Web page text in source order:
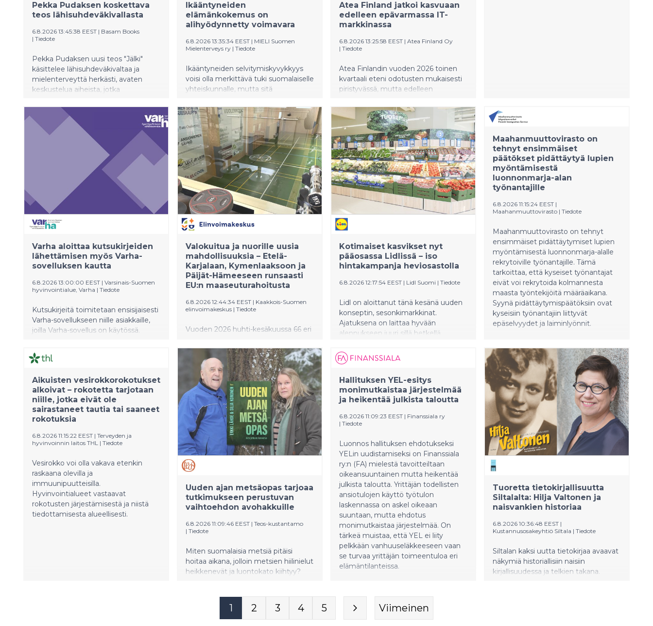
Pekka Pudaksen koskettava
teos lähisuhdeväkivallasta
6.8.2026 13:45:38 EEST | Basam Books
| Tiedote
Pekka Pudaksen uusi teos "Jälki"
käsittelee lähisuhdeväkivaltaa ja
mielenterveyttä herkästi, avaten
keskustelua aiheista, jotka
kuvaa tavallisten ihmisten
selviytymistaisteluita. Pudas, itse
vakavan masennuksen kokenut, tuo
esiin ihmisen sisäisen pimeyden.
Haastattelupyynnöt: 0503647221,
pudaspa@gmail.com. Lämpimästi
tervetuloa kirjan julkistustilaisuuteen,
joka pidetään Kokkolassa Hickarö
Resortissa 15.8, klo 17
alkaen. Lisätietoa: https://fb.me/e/7gusZGAOB
Ikääntyneiden
elämänkokemus on
alihyödynnetty voimavara
6.8.2026 13:35:34 EEST | MIELI Suomen
Mielenterveys ry | Tiedote
Ikääntyneiden selvitymiskyvykkyys
voisi olla merkittävä tuki suomalaiselle
yhteiskunnalle, mutta sitä
MIELI ry nostaa ikääntyneiden mielen
vahvuudet esiin valtakunnallisella
kiertueella, joka alkaa elokuussa
Rovaniemeltä.
Atea Finland jatkoi kasvuaan
edelleen epävarmassa IT-
markkinassa
6.8.2026 13:25:58 EEST | Atea Finland Oy
| Tiedote
Atea Finlandin vuoden 2026 toinen
kvartaali eteni odotusten mukaisesti
piristyvässä, mutta edelleen
Tuoteliiketoiminta kehittyi
positiivisesti ja sitä tuki osaltaan
asiakkaiden ennakoiva laitehankinta.
Palvelu- ja projektikysyntä puolestaan
kehittyi maltillisemmin.
Varha aloittaa kutsukirjeiden
lähettämisen myös Varha-
sovelluksen kautta
6.8.2026 13:00:00 EEST | Varsinais-Suomen
hyvinvointialue, Varha | Tiedote
Kutsukirjeitä toimitetaan ensisijaisesti
Varha-sovellukseen niille asiakkaille,
joilla Varha-sovellus on käytössä.
lähetetään sovelluksesta Tyks Orton
ja Tyks Sydänkeskuksen potilaille.
toimintamallia laajennetaan
myöhemmin myös muille Tyks-
sairaalapalveluiden erikoisaloille.
Valokuitua ja nuorille uusia
mahdollisuuksia – Etelä-
Karjalaan, Kymenlaaksoon ja
Päijät-Hämeeseen runsaasti
EU:n maaseuturahoitusta
6.8.2026 12:44:34 EEST | Kaakkois-Suomen
elinvoimakeskus | Tiedote
Vuoden 2026 huhti-kesäkuussa 66 eri
Etelä-Karjalassa, Kymenlaaksossa ja
Päijät-Hämeessä sai EU:n
maaseuturahoitusta Kaakkois-
Suomen elinvoimakeskuksen ja
Leader-ryhmien kautta. Yritysten
investointeja ja kehittämistoimia
rahoitettiin yhteensä lähes 800 000
eurolla ja kehittämishankkeita
runsaalla 2,8 miljoonalla eurolla.
Kotimaiset kasvikset nyt
pääosassa Lidlissä – iso
hintakampanja heviosastolla
6.8.2026 12:17:54 EEST | Lidl Suomi | Tiedote
Lidl on aloittanut tänä kesänä uuden
konseptin, sesonkimarkkinat.
Ajatuksena on laittaa hyvään
alennukseen juuri sillä hetkellä
elokuussa kotimaiset kasvikset ovat
pääosassa. Suomalaiset kasvikset
luonnollisen satokauden aikana ne
ovat kaikkein tuoreimpia ja
maukkaimpia. Kotimaiset kasvikset
ovat isossa alennuksessa,
parhaimmillaan jopa 40 prosenttia.
Maahanmuuttovirasto on
tehnyt ensimmäiset
päätökset pidättäytyä lupien
myöntämisestä
luonnonmarja-alan
työnantajille
6.8.2026 11:15:24 EEST |
Maahanmuuttovirasto | Tiedote
Maahanmuuttovirasto on tehnyt
ensimmäiset pidättäytymiset lupien
myöntämisestä luonnonmarja-alalle
rekrytoiville työnantajille. Tämä
tarkoittaa, että kyseiset työnantajat
eivät voi rekrytoida kolmannesta
maasta työntekijöitä määräaikana.
Syynä pidättäytymispäätöksiin ovat
kyseisiin työnantajiin liittyvät
epäselvyydet ja laiminlyönnit.
Aikuisten vesirokkorokotukset
alkoivat – rokotetta tarjotaan
niille, jotka eivät ole
sairastaneet tautia tai saaneet
rokotuksia
6.8.2026 11:15:22 EEST | Terveyden ja
hyvinvoinnin laitos THL | Tiedote
Vesirokko voi olla vakava etenkin
raskaana olevilla ja
immuunipuutteisilla.
Hyvinvointialueet vastaavat
rokotusten järjestämisestä ja niistä
tiedottamisesta alueellisesti.
Uuden ajan metsäopas tarjoaa
tutkimukseen perustuvan
vaihtoehdon avohakkuille
6.8.2026 11:09:46 EEST | Teos-kustantamo
| Tiedote
Miten suomalaisia metsiä pitäisi
hoitaa aikana, jolloin metsien hiilinielut
heikkenevät ja luontokato kiihtyy?
metsäopas kokoaa yhteen
vuosikymmenten tutkimustiedon ja
käytännön ohjeet
Hallituksen YEL-esitys
monimutkaistaa järjestelmää
ja heikentää julkista taloutta
6.8.2026 11:09:23 EEST | Finanssiala ry
| Tiedote
Luonnos hallituksen ehdotukseksi
YELin uudistamiseksi on Finanssiala
ry:n (FA) mielestä tavoitteiltaan
oikeansuuntainen mutta heikentää
julkista taloutta. Yrittäjän todellisten
ansiotulojen käyttö työtulon
laskennassa on askel oikeaan
suuntaan, mutta ehdotus
monimutkaistaa järjestelmää. On
tärkeä muistaa, että YEL ei liity
pelkkään vanhuuseläkkeeseen vaan
se turvaa yrittäjän toimeentuloa eri
elämäntilanteissa.
Tuoretta tietokirjallisuutta
Siltalalta: Hilja Valtonen ja
naisvankien historiaa
6.8.2026 10:36:48 EEST |
Kustannusosakeyhtiö Siltala | Tiedote
Siltalan kaksi uutta tietokirjaa avaavat
näkymiä historiallisiin naisiin
kirjallisuudessa ja telkien takana.
1 2 3 4 5 Viimeinen